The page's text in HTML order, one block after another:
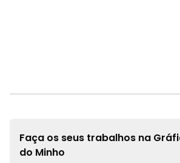
Faça os seus trabalhos na
do Minho